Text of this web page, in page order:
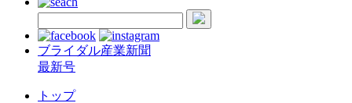
ブライダル産業新聞
最新号
トップ